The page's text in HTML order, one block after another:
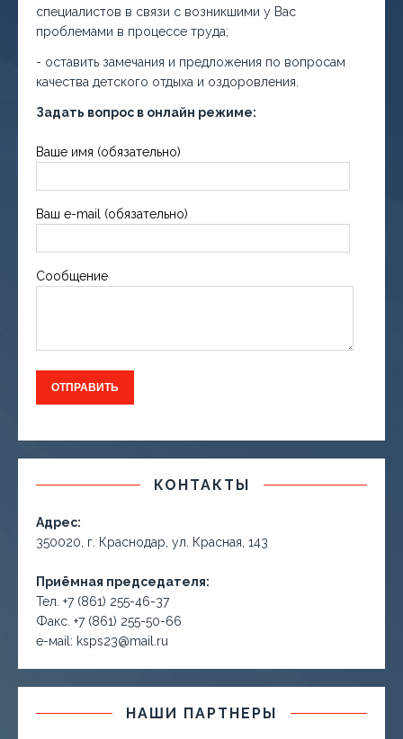
специалистов в связи с возникшими у Вас
проблемами в процессе труда;
- оставить замечания и предложения по вопросам
качества детского отдыха и оздоровления.
Задать вопрос в онлайн режиме:
Ваше имя (обязательно)
Ваш e-mail (обязательно)
Сообщение
КОНТАКТЫ
Адрес:
350020, г. Краснодар, ул. Красная, 143
Приёмная председателя:
Тел. +7 (861) 255-46-37
Факс. +7 (861) 255-50-66
е-маil: ksps23@mail.ru
НАШИ ПАРТНЕРЫ